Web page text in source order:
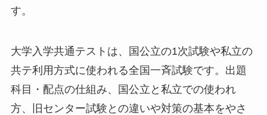
す。
大学入学共通テストは、国公立の1次試験や私立の
共テ利用方式に使われる全国一斉試験です。出題
科目・配点の仕組み、国公立と私立での使われ
方、旧センター試験との違いや対策の基本をやさ